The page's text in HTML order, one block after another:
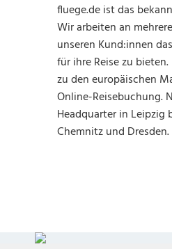
fluege.de ist das
Wir arbeiten an
unseren Kund:innen
für ihre Reise zu
zu den europäischen
Online-Reisebuchung.
Headquarter in Leipzig
Chemnitz und Dresden.